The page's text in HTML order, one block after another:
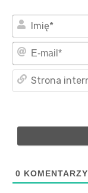
0 KOMENTARZY